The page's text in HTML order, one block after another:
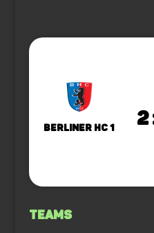
Berliner HC 1 2
Teams